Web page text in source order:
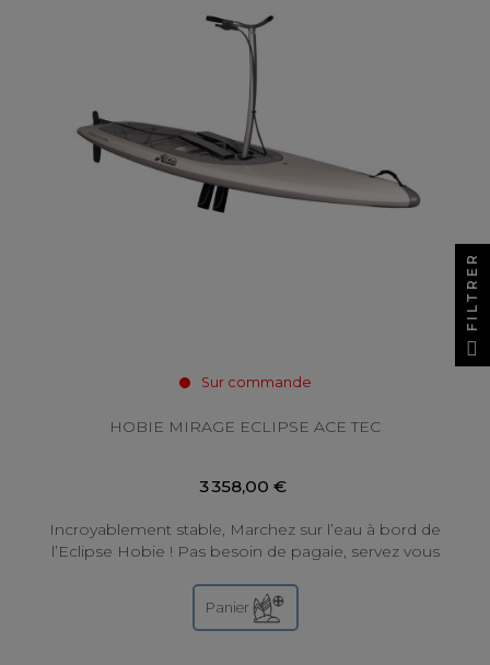
Sur commande
HOBIE MIRAGE ECLIPSE ACE TEC
3 358,00 €
Incroyablement stable, Marchez sur l’eau à bord de
l’Eclipse Hobie ! Pas besoin de pagaie, servez vous
Panier
FILTRER